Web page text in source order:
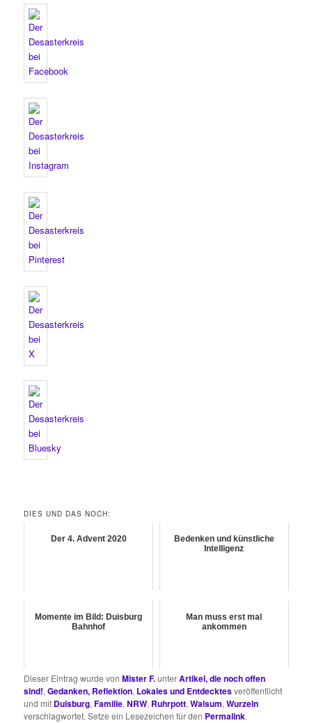
DIES UND DAS NOCH:
Der 4. Advent 2020
Bedenken und künstliche
Intelligenz
Momente im Bild: Duisburg
Bahnhof
Man muss erst mal
ankommen
Dieser Eintrag wurde vonMister F.unterArtikel, die noch offen
sind!,Gedanken, Reflektion, Lokales und Entdecktesveröffentlicht
und mit Duisburg,Familie,NRW, Ruhrpott,Walsum,Wurzeln
verschlagwortet. Setze ein Lesezeichen für den Permalink.